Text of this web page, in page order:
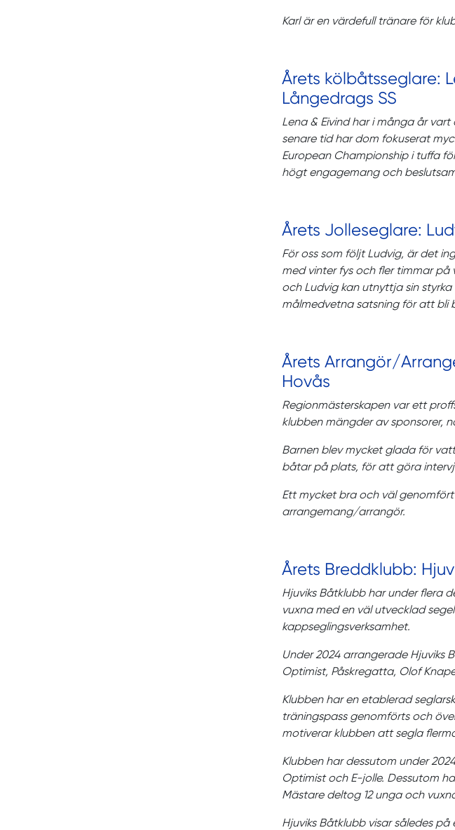
Karl är en värdefull tränare för
Årets kölbåtsseglare:
Långedrags SS
Lena & Eivind har i många år
senare tid har dom fokuserat
European Championship i tuffa
högt engagemang och
Årets Jolleseglare:
För oss som följt Ludvig, är det
med vinter fys och fler timmar
och Ludvig kan utnyttja sin
målmedvetna satsning för att bli
Årets Arrangör/
Hovås
Regionmästerskapen var ett
klubben mängder av sponsorer,
Barnen blev mycket glada för
båtar på plats, för att göra
Ett mycket bra och väl
arrangemang/arrangör.
Årets Breddklubb:
Hjuviks Båtklubb har under flera
vuxna med en väl utvecklad
kappseglingsverksamhet.
Under 2024 arrangerade Hjuviks
Optimist, Påskregatta, Olof
Klubben har en etablerad
träningspass genomförts och
motiverar klubben att segla
Klubben har dessutom under
Optimist och E-jolle. Dessutom
Mästare deltog 12 unga och
Hjuviks Båtklubb visar således